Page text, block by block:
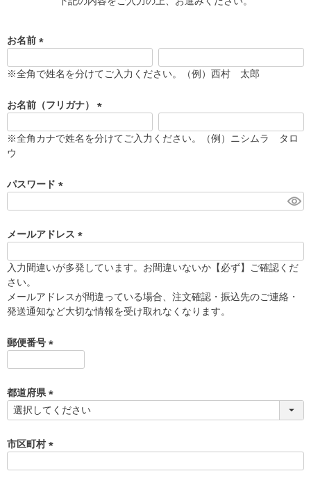
お名前
必
※全角で姓名を分けてご入力ください。（例）西村 太郎
お名前（フリガナ）
必
※全角カナで姓名を分けてご入力ください。（例）ニシムラ タロ
ウ
パスワード
須
)
メールアドレス
必
)
入力間違いが多発しています。お間違いないか【必ず】ご確認くだ
さい。
メールアドレスが間違っている場合、注文確認・振込先のご連絡・
発送通知など大切な情報を受け取れなくなります。
郵便番号
須
)
都道府県
(
須
)
市区町村